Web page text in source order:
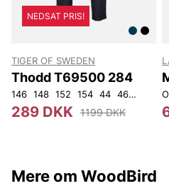
NEDSAT PRIS!
TIGER OF SWEDEN
Thodd T69500 284
146 148 152 154 44 46 48 50
289 DKK 1199 DKK
Mere om WoodBird